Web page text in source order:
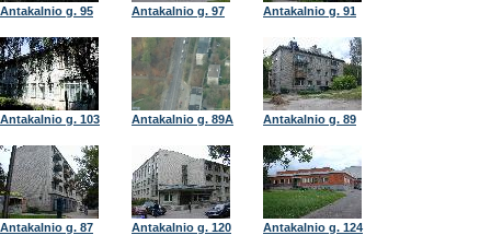
Antakalnio g. 95 Antakalnio g. 97 Antakalnio g. 91
Antakalnio g. 103 Antakalnio g. 89A Antakalnio g. 89
Antakalnio g. 87 Antakalnio g. 120 Antakalnio g. 124